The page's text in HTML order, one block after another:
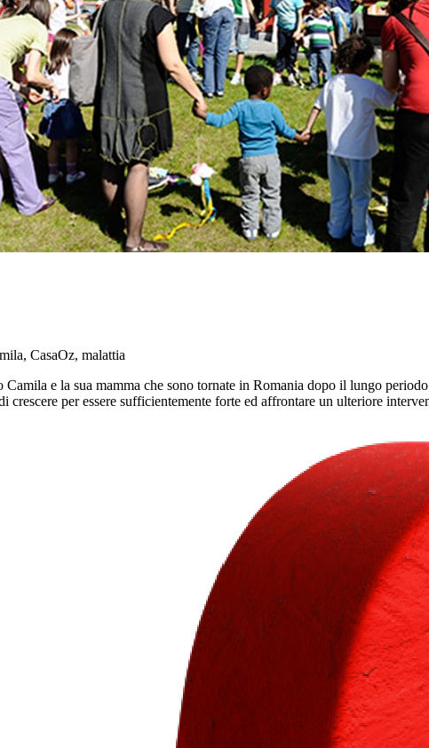
CasaOz, malattia
Camila e la sua mamma che sono tornate in Romania dopo il lungo
crescere per essere sufficientemente forte ed affrontare un ulteriore